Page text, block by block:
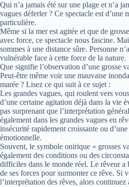
Qui n’a jamais été sur une plage et n’a
vagues déferler ? Ce spectacle est d’une
particulière.
Même si la mer est agitée et que de
avec force, ce spectacle nous fascine.
sommes à une distance sûre. Personne
vulnérable face à cette force de la nature.
Que signifie l’observation d’une grosse
Peut-être même voir une mauvaise
marée ? Lisez ce qui suit à ce sujet :
Les grandes vagues, qui roulent vers
d’une certaine agitation déjà dans la vie
pas surprenant que l’interprétation
également dans les grandes vagues en
insécurité rapidement croissante ou
émotionnelle.
Souvent, le symbole onirique « grosses
également des conditions ou des
difficiles dans le monde réel. Le rêveur a
de ses forces pour surmonter ce rêve. Si
l’interprétation des rêves, alors continuez